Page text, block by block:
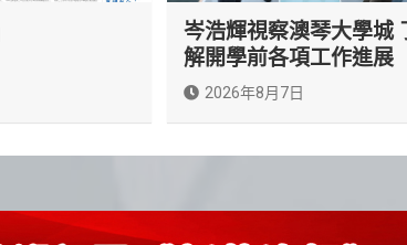
岑浩輝視察澳琴大學城
解開學前各項工作進展
2026年8月7日